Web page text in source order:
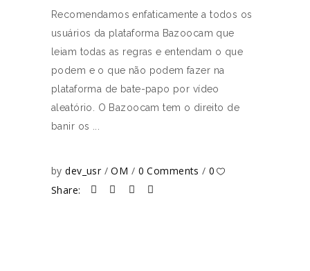
Recomendamos enfaticamente a todos os
usuários da plataforma Bazoocam que
leiam todas as regras e entendam o que
podem e o que não podem fazer na
plataforma de bate-papo por vídeo
aleatório. O Bazoocam tem o direito de
banir os
bydev_usr OM 0 Comments 0
Share: